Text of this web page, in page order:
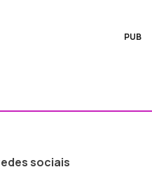
PUB
sociais